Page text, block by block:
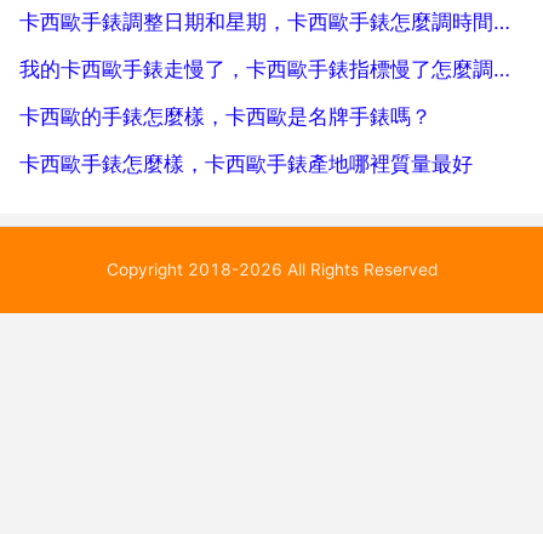
卡西歐手錶調整日期和星期，卡西歐手錶怎麼調時間和日期啊
我的卡西歐手錶走慢了，卡西歐手錶指標慢了怎麼調整？
卡西歐的手錶怎麼樣，卡西歐是名牌手錶嗎？
卡西歐手錶怎麼樣，卡西歐手錶產地哪裡質量最好
Copyright 2018-2026 All Rights Reserved